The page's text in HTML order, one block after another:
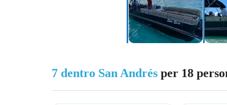
7 dentro San Andrés per 18